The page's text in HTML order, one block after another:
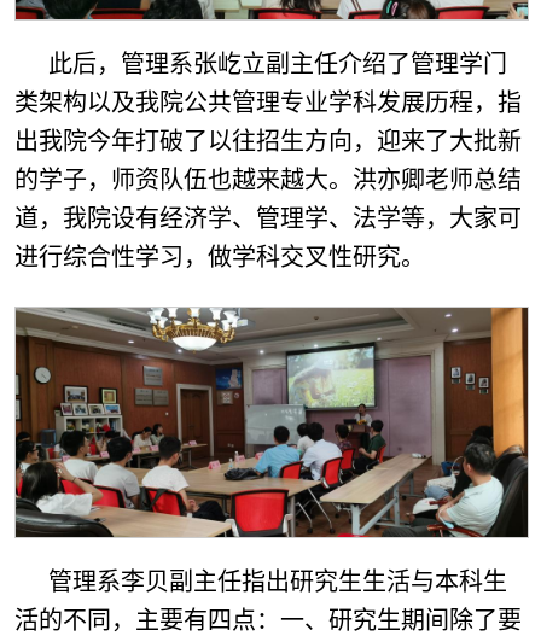
此后，管理系张屹立副主任介绍了管理学门
类架构以及我院公共管理专业学科发展历程，指
出我院今年打破了以往招生方向，迎来了大批新
的学子，师资队伍也越来越大。洪亦卿老师总结
道，我院设有经济学、管理学、法学等，大家可
进行综合性学习，做学科交叉性研究。
管理系李贝副主任指出研究生生活与本科生
活的不同，主要有四点：一、研究生期间除了要